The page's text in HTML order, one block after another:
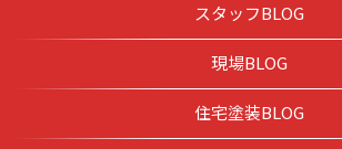
スタッフBLOG
現場BLOG
住宅塗装BLOG